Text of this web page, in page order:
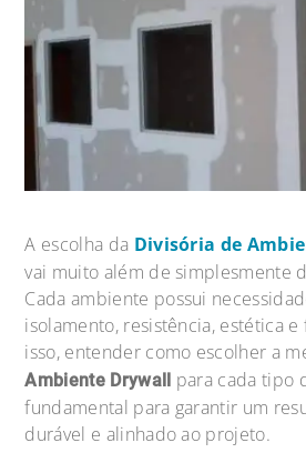
A escolha da Divisória de
vai muito além de simplesmente
Cada ambiente possui
isolamento, resistência, estética
isso, entender como escolher a
Ambiente Drywall para cada tipo
fundamental para garantir um
durável e alinhado ao projeto.